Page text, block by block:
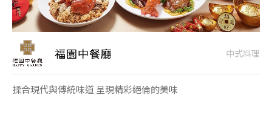
福園中餐廳 中式料理
揉合現代與傅統味道 呈現精彩絕倫的美味